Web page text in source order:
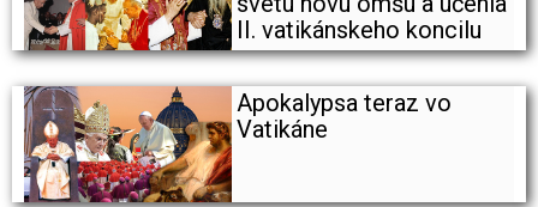
II. vatikánskeho koncilu
Apokalypsa teraz vo
Vatikáne